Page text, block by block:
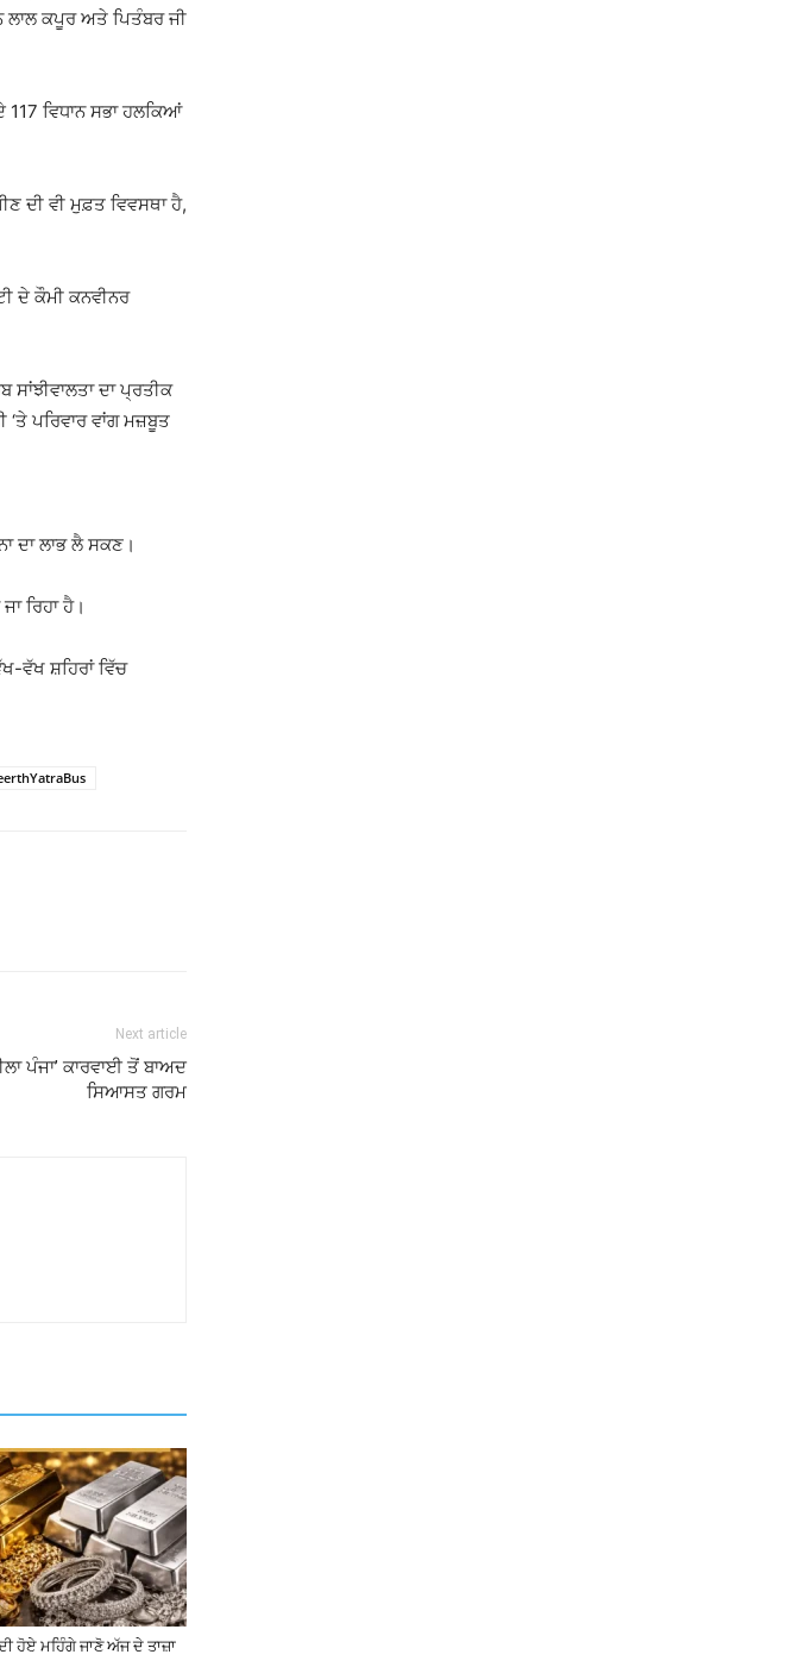
ਲਾਲ ਕਪੂਰ ਅਤੇ ਪਿਤੰਬਰ ਜੀ
ਵਿਧਾਨ ਸਭਾ ਹਲਕਿਆਂ
ਦੀ ਵੀ ਮੁਫ਼ਤ ਵਿਵਸਥਾ ਹੈ,
ਦੇ ਕੌਮੀ ਕਨਵੀਨਰ
ਦਾ ਪ੍ਰਤੀਕ
ਪਰਿਵਾਰ ਵਾਂਗ ਮਜ਼ਬੂਤ
ਦਾ ਲਾਭ ਲੈ ਸਕਣ।
ਰਿਹਾ ਹੈ।
ਵੱਖ ਸ਼ਹਿਰਾਂ ਵਿੱਚ
Next article
ਪੰਜਾ’ ਕਾਰਵਾਈ ਤੋਂ ਬਾਅਦ
ਸਿਆਸਤ ਗਰਮ
ਹੋਏ ਮਹਿੰਗੇ ਜਾਣੋ ਅੱਜ ਦੇ ਤਾਜ਼ਾ